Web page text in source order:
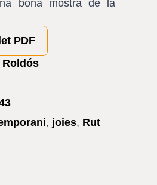
bona mostra de la
PDF
, joies, Rut